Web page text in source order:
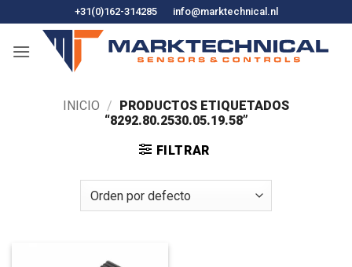
al
contenido
+31(0)162-314285 info@marktechnical.nl
INICIO / PRODUCTOS ETIQUETADOS
“8292.80.2530.05.19.58”
FILTRAR